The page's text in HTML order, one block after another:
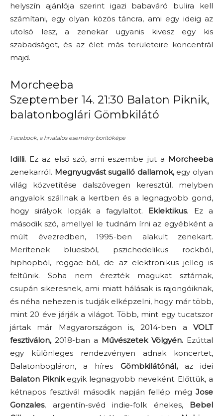
helyszín ajánlója szerint igazi babaváró bulira kell
számítani, egy olyan közös táncra, ami egy ideig az
utolsó lesz, a zenekar ugyanis kivesz egy kis
szabadságot, és az élet más területeire koncentrál
majd.
Morcheeba
Szeptember 14. 21:30 Balaton Piknik,
balatonboglári Gömbkilátó
Facebook, a hivatalos esemény borítóképe
Idilli. Ez az első szó, ami eszembe jut a Morcheeba
zenekarról. Megnyugvást sugalló dallamok,egy olyan
világ közvetítése dalszövegen keresztül, melyben
angyalok szállnak a kertben és a legnagyobb gond,
hogy sirályok lopják a fagylaltot. Eklektikus. Ez a
második szó, amellyel le tudnám írni az egyébként a
múlt évezredben, 1995-ben alakult zenekart.
Merítenek bluesból, pszichedelikus rockból,
hiphopból, reggae-ből, de az elektronikus jelleg is
feltűnik. Soha nem érezték magukat sztárnak,
csupán sikeresnek, ami miatt hálásak is rajongóiknak,
és néha nehezen is tudják elképzelni, hogy már több,
mint 20 éve járják a világot. Több, mint egy tucatszor
jártak már Magyarországon is, 2014-ben a VOLT
fesztiválon,2018-ban a Művészetek Völgyén. Ezúttal
egy különleges rendezvényen adnak koncertet,
Balatonbogláron, a híres Gömbkilátónál,az idei
Balaton Piknikegyik legnagyobb neveként. Előttük, a
kétnapos fesztivál második napján fellép még Jose
Gonzales, argentín-svéd indie-folk énekes, Bebel